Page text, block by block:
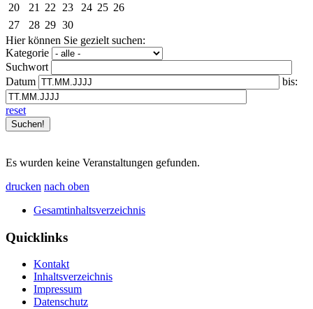
20
21 22 23 24 25 26
27
28 29 30
Hier können Sie gezielt suchen:
Kategorie
Suchwort
Datum
bis:
reset
Es wurden keine Veranstaltungen gefunden.
drucken nach oben
Gesamtinhaltsverzeichnis
Quicklinks
Kontakt
Inhaltsverzeichnis
Impressum
Datenschutz